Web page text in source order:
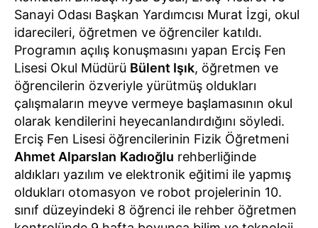
Sanayi Odası Başkan Yardımcısı Murat İzgi, okul
idarecileri, öğretmen ve öğrenciler katıldı.
Programın açılış konuşmasını yapan Erciş Fen
Lisesi Okul Müdürü Bülent Işık, öğretmen ve
öğrencilerin özveriyle yürütmüş oldukları
çalışmaların meyve vermeye başlamasının okul
olarak kendilerini heyecanlandırdığını söyledi.
Erciş Fen Lisesi öğrencilerinin Fizik Öğretmeni
Ahmet Alparslan Kadıoğlu rehberliğinde
aldıkları yazılım ve elektronik eğitimi ile yapmış
oldukları otomasyon ve robot projelerinin 10.
sınıf düzeyindeki 8 öğrenci ile rehber öğretmen